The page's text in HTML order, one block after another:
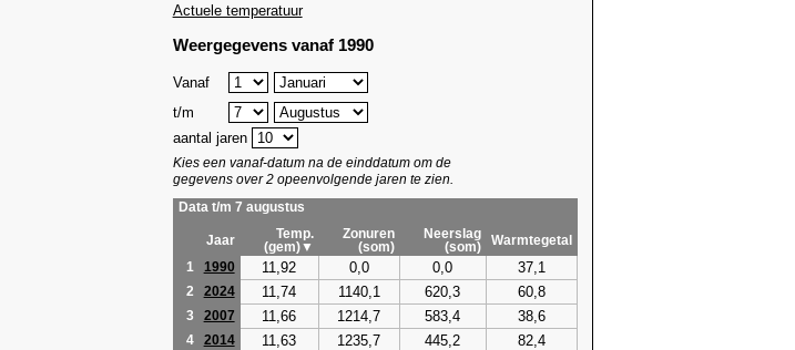
Actuele temperatuur
Weergegevens vanaf 1990
Vanaf
t/m
aantal jaren
Kies een vanaf-datum na de einddatum om de
gegevens over 2 opeenvolgende jaren te zien.
Data t/m 7 augustus
Jaar
Temp.
(gem)▼
Zonuren
(som)
Neerslag
(som)
Warmtegetal
1
1990 11,92 0,0 0,0 37,1
2 2024 11,74 1140,1 620,3 60,8
3 2007 11,66 1214,7 583,4 38,6
4 2014 11,63 1235,7 445,2 82,4